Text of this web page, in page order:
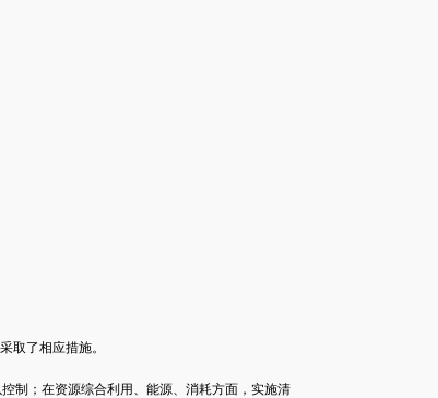
取了相应措施。
制；在资源综合利用、能源、消耗方面，实施清